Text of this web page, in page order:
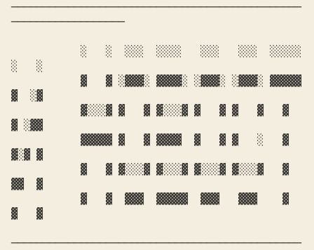
──────────────────────────────────────────────
──────────────────
░   ░
▓  ░▓
▓ ░▓▓
▓░▓ ▓
▓▓  ▓
▓   ▓
──────────────────────────────────────────────